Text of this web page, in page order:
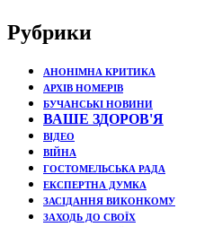
Рубрики
АНОНІМНА КРИТИКА
АРХІВ НОМЕРІВ
БУЧАНСЬКІ НОВИНИ
ВАШЕ ЗДОРОВ'Я
ВІДЕО
ВІЙНА
ГОСТОМЕЛЬСЬКА РАДА
ЕКСПЕРТНА ДУМКА
ЗАСІДАННЯ ВИКОНКОМУ
ЗАХОДЬ ДО СВОЇХ